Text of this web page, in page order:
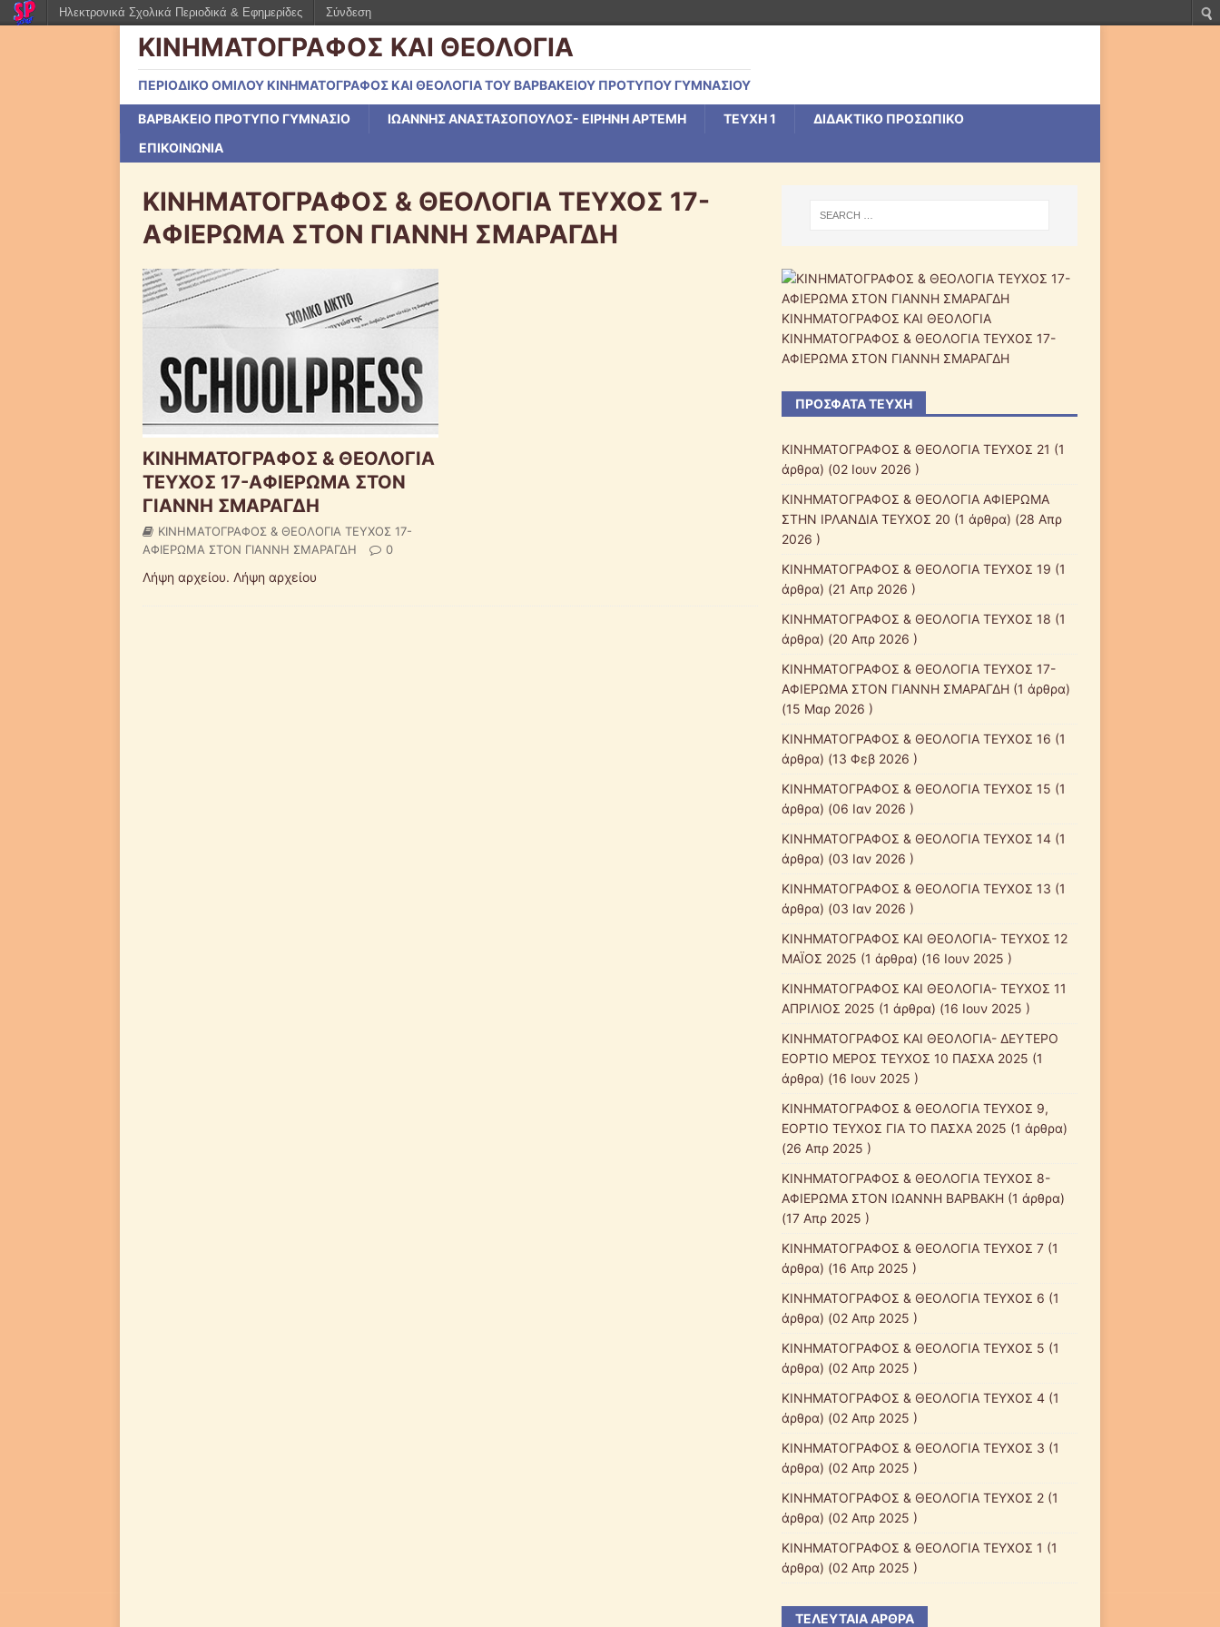
ΚΙΝΗΜΑΤΟΓΡΑΦΟΣ ΚΑΙ ΘΕΟΛΟΓΙΑ
ΠΕΡΙΟΔΙΚΟ ΟΜΙΛΟΥ ΚΙΝΗΜΑΤΟΓΡΑΦΟΣ ΚΑΙ ΘΕΟΛΟΓΙΑ ΤΟΥ ΒΑΡΒΑΚΕΙΟΥ ΠΡΟΤΥΠΟΥ ΓΥΜΝΑΣΙΟΥ
ΒΑΡΒΑΚΕΙΟ ΠΡΟΤΥΠΟ ΓΥΜΝΑΣΙΟ ΙΩΑΝΝΗΣ ΑΝΑΣΤΑΣΟΠΟΥΛΟΣ- ΕΙΡΗΝΗ ΑΡΤΕΜΗ ΤΕΥΧΗ 1
ΔΙΔΑΚΤΙΚΟ ΠΡΟΣΩΠΙΚΟ
ΕΠΙΚΟΙΝΩΝΙΑ
ΚΙΝΗΜΑΤΟΓΡΑΦΟΣ & ΘΕΟΛΟΓΙΑ ΤΕΥΧΟΣ 17-
ΑΦΙΕΡΩΜΑ ΣΤΟΝ ΓΙΑΝΝΗ ΣΜΑΡΑΓΔΗ
ΚΙΝΗΜΑΤΟΓΡΑΦΟΣ & ΘΕΟΛΟΓΙΑ
ΤΕΥΧΟΣ 17-ΑΦΙΕΡΩΜΑ ΣΤΟΝ
ΓΙΑΝΝΗ ΣΜΑΡΑΓΔΗ
ΚΙΝΗΜΑΤΟΓΡΑΦΟΣ & ΘΕΟΛΟΓΙΑ ΤΕΥΧΟΣ 17-
ΑΦΙΕΡΩΜΑ ΣΤΟΝ ΓΙΑΝΝΗ ΣΜΑΡΑΓΔΗ
0
Λήψη αρχείου. Λήψη αρχείου
ΚΙΝΗΜΑΤΟΓΡΑΦΟΣ ΚΑΙ ΘΕΟΛΟΓΙΑ
ΚΙΝΗΜΑΤΟΓΡΑΦΟΣ & ΘΕΟΛΟΓΙΑ ΤΕΥΧΟΣ 17-
ΑΦΙΕΡΩΜΑ ΣΤΟΝ ΓΙΑΝΝΗ ΣΜΑΡΑΓΔΗ
ΠΡΌΣΦΑΤΑ ΤΕΎΧΗ
ΚΙΝΗΜΑΤΟΓΡΑΦΟΣ & ΘΕΟΛΟΓΙΑ ΤΕΥΧΟΣ 21 (1
άρθρα) (02 Ιουν 2026 )
ΚΙΝΗΜΑΤΟΓΡΑΦΟΣ & ΘΕΟΛΟΓΙΑ ΑΦΙΕΡΩΜΑ
ΣΤΗΝ ΙΡΛΑΝΔΙΑ ΤΕΥΧΟΣ 20 (1 άρθρα) (28 Απρ
2026 )
ΚΙΝΗΜΑΤΟΓΡΑΦΟΣ & ΘΕΟΛΟΓΙΑ ΤΕΥΧΟΣ 19 (1
άρθρα) (21 Απρ 2026 )
ΚΙΝΗΜΑΤΟΓΡΑΦΟΣ & ΘΕΟΛΟΓΙΑ ΤΕΥΧΟΣ 18 (1
άρθρα) (20 Απρ 2026 )
ΚΙΝΗΜΑΤΟΓΡΑΦΟΣ & ΘΕΟΛΟΓΙΑ ΤΕΥΧΟΣ 17-
ΑΦΙΕΡΩΜΑ ΣΤΟΝ ΓΙΑΝΝΗ ΣΜΑΡΑΓΔΗ(1 άρθρα)
(15 Μαρ 2026 )
ΚΙΝΗΜΑΤΟΓΡΑΦΟΣ & ΘΕΟΛΟΓΙΑ ΤΕΥΧΟΣ 16 (1
άρθρα) (13 Φεβ 2026 )
ΚΙΝΗΜΑΤΟΓΡΑΦΟΣ & ΘΕΟΛΟΓΙΑ ΤΕΥΧΟΣ 15 (1
άρθρα) (06 Ιαν 2026 )
ΚΙΝΗΜΑΤΟΓΡΑΦΟΣ & ΘΕΟΛΟΓΙΑ ΤΕΥΧΟΣ 14(1
άρθρα) (03 Ιαν 2026 )
ΚΙΝΗΜΑΤΟΓΡΑΦΟΣ & ΘΕΟΛΟΓΙΑ ΤΕΥΧΟΣ 13 (1
άρθρα) (03 Ιαν 2026 )
ΚΙΝΗΜΑΤΟΓΡΑΦΟΣ ΚΑΙ ΘΕΟΛΟΓΙΑ- ΤΕΥΧΟΣ 12
ΜΑΪΟΣ 2025 (1 άρθρα) (16 Ιουν 2025 )
ΚΙΝΗΜΑΤΟΓΡΑΦΟΣ ΚΑΙ ΘΕΟΛΟΓΙΑ- ΤΕΥΧΟΣ 11
ΑΠΡΙΛΙΟΣ 2025 (1 άρθρα) (16 Ιουν 2025 )
ΚΙΝΗΜΑΤΟΓΡΑΦΟΣ ΚΑΙ ΘΕΟΛΟΓΙΑ- ΔΕΥΤΕΡΟ
ΕΟΡΤΙΟ ΜΕΡΟΣ ΤΕΥΧΟΣ 10 ΠΑΣΧΑ 2025 (1
άρθρα) (16 Ιουν 2025 )
ΚΙΝΗΜΑΤΟΓΡΑΦΟΣ & ΘΕΟΛΟΓΙΑ ΤΕΥΧΟΣ 9,
ΕΟΡΤΙΟ ΤΕΥΧΟΣ ΓΙΑ ΤΟ ΠΑΣΧΑ 2025 (1 άρθρα)
(26 Απρ 2025 )
ΚΙΝΗΜΑΤΟΓΡΑΦΟΣ & ΘΕΟΛΟΓΙΑ ΤΕΥΧΟΣ 8-
ΑΦΙΕΡΩΜΑ ΣΤΟΝ ΙΩΑΝΝΗ ΒΑΡΒΑΚΗ(1 άρθρα)
(17 Απρ 2025 )
ΚΙΝΗΜΑΤΟΓΡΑΦΟΣ & ΘΕΟΛΟΓΙΑ ΤΕΥΧΟΣ 7(1
άρθρα) (16 Απρ 2025 )
ΚΙΝΗΜΑΤΟΓΡΑΦΟΣ & ΘΕΟΛΟΓΙΑ ΤΕΥΧΟΣ 6 (1
άρθρα) (02 Απρ 2025 )
ΚΙΝΗΜΑΤΟΓΡΑΦΟΣ & ΘΕΟΛΟΓΙΑ ΤΕΥΧΟΣ 5 (1
άρθρα) (02 Απρ 2025 )
ΚΙΝΗΜΑΤΟΓΡΑΦΟΣ & ΘΕΟΛΟΓΙΑ ΤΕΥΧΟΣ 4(1
άρθρα) (02 Απρ 2025 )
ΚΙΝΗΜΑΤΟΓΡΑΦΟΣ & ΘΕΟΛΟΓΙΑ ΤΕΥΧΟΣ 3 (1
άρθρα) (02 Απρ 2025 )
ΚΙΝΗΜΑΤΟΓΡΑΦΟΣ & ΘΕΟΛΟΓΙΑ ΤΕΥΧΟΣ 2(1
άρθρα) (02 Απρ 2025 )
ΚΙΝΗΜΑΤΟΓΡΑΦΟΣ & ΘΕΟΛΟΓΙΑ ΤΕΥΧΟΣ 1 (1
άρθρα) (02 Απρ 2025 )
ΤΕΛΕΥΤΑΊΑ ΆΡΘΡΑ
Ηλεκτρονικά Σχολικά Περιοδικά & Εφημερίδες Σύνδεση